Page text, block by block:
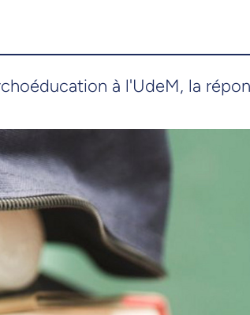
à l'UdeM, la